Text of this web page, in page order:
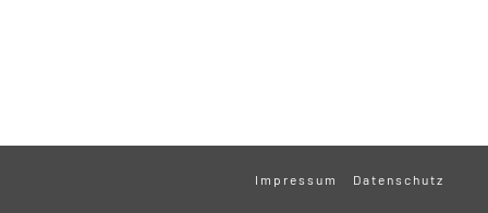
Impressum Datenschutz